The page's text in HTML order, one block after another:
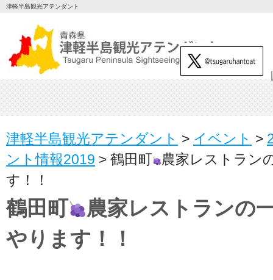
津軽半島観光アテンダント
津軽半島観光アテンダント > イベント >
ント情報2019 > 鶴田町
農家レストラン
す！！
鶴田町
農家レストランの
やります！！